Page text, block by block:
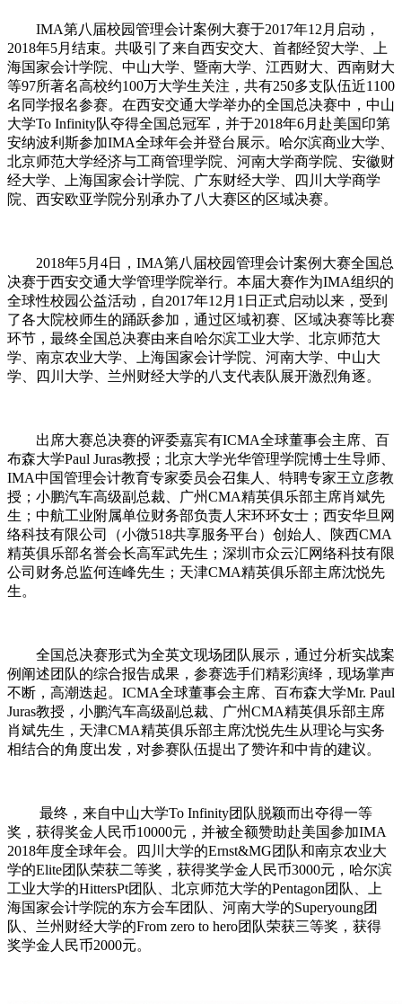
IMA第八届校园管理会计案例大赛于2017年12月启动，
2018年5月结束。共吸引了来自西安交大、首都经贸大学、上
海国家会计学院、中山大学、暨南大学、江西财大、西南财大
等97所著名高校约100万大学生关注，共有250多支队伍近1100
名同学报名参赛。在西安交通大学举办的全国总决赛中，中山
大学To Infinity队夺得全国总冠军，并于2018年6月赴美国印第
安纳波利斯参加IMA全球年会并登台展示。哈尔滨商业大学、
北京师范大学经济与工商管理学院、河南大学商学院、安徽财
经大学、上海国家会计学院、广东财经大学、四川大学商学
院、西安欧亚学院分别承办了八大赛区的区域决赛。
2018年5月4日，IMA第八届校园管理会计案例大赛全国总
决赛于西安交通大学管理学院举行。本届大赛作为IMA组织的
全球性校园公益活动，自2017年12月1日正式启动以来，受到
了各大院校师生的踊跃参加，通过区域初赛、区域决赛等比赛
环节，最终全国总决赛由来自哈尔滨工业大学、北京师范大
学、南京农业大学、上海国家会计学院、河南大学、中山大
学、四川大学、兰州财经大学的八支代表队展开激烈角逐。
出席大赛总决赛的评委嘉宾有ICMA全球董事会主席、百
布森大学Paul Juras教授；北京大学光华管理学院博士生导师、
IMA中国管理会计教育专家委员会召集人、特聘专家王立彦教
授；小鹏汽车高级副总裁、广州CMA精英俱乐部主席肖斌先
生；中航工业附属单位财务部负责人宋环环女士；西安华旦网
络科技有限公司（小微518共享服务平台）创始人、陕西CMA
精英俱乐部名誉会长高军武先生；深圳市众云汇网络科技有限
公司财务总监何连峰先生；天津CMA精英俱乐部主席沈悦先
生。
全国总决赛形式为全英文现场团队展示，通过分析实战案
例阐述团队的综合报告成果，参赛选手们精彩演绎，现场掌声
不断，高潮迭起。ICMA全球董事会主席、百布森大学Mr. Paul
Juras教授，小鹏汽车高级副总裁、广州CMA精英俱乐部主席
肖斌先生，天津CMA精英俱乐部主席沈悦先生从理论与实务
相结合的角度出发，对参赛队伍提出了赞许和中肯的建议。
最终，来自中山大学To Infinity团队脱颖而出夺得一等
奖，获得奖金人民币10000元，并被全额赞助赴美国参加IMA
2018年度全球年会。四川大学的Ernst&MG团队和南京农业大
学的Elite团队荣获二等奖，获得奖学金人民币3000元，哈尔滨
工业大学的HittersPt团队、北京师范大学的Pentagon团队、上
海国家会计学院的东方会车团队、河南大学的Superyoung团
队、兰州财经大学的From zero to hero团队荣获三等奖，获得
奖学金人民币2000元。